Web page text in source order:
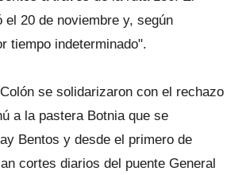
el 20 de noviembre y, según
tiempo indeterminado".
se solidarizaron con el rechazo
a la pastera Botnia que se
Bentos y desde el primero de
cortes diarios del puente General